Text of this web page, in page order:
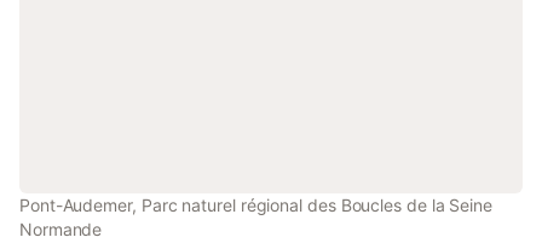
Pont-Audemer, Parc naturel régional des Boucles de la Seine
Normande